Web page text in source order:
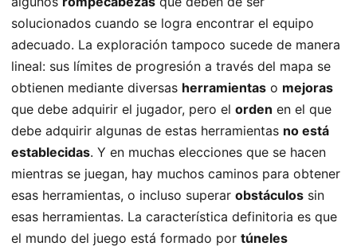
solucionados cuando se logra encontrar el equipo
adecuado. La exploración tampoco sucede de manera
lineal: sus límites de progresión a través del mapa se
obtienen mediante diversas herramientas o mejoras
que debe adquirir el jugador, pero el orden en el que
debe adquirir algunas de estas herramientas no está
establecidas. Y en muchas elecciones que se hacen
mientras se juegan, hay muchos caminos para obtener
esas herramientas, o incluso superar obstáculos sin
esas herramientas. La característica definitoria es que
el mundo del juego está formado por túneles